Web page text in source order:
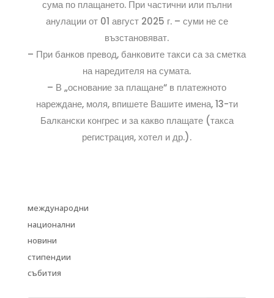
сума по плащането. При частични или пълни
анулации от 01 август 2025 г. – суми не се
възстановяват.
– При банков превод, банковите такси са за сметка
на наредителя на сумата.
– В „основание за плащане“ в платежното
нареждане, моля, впишете Вашите имена, 13-ти
Балкански конгрес и за какво плащате (такса
регистрация, хотел и др.).
международни
национални
новини
стипендии
събития